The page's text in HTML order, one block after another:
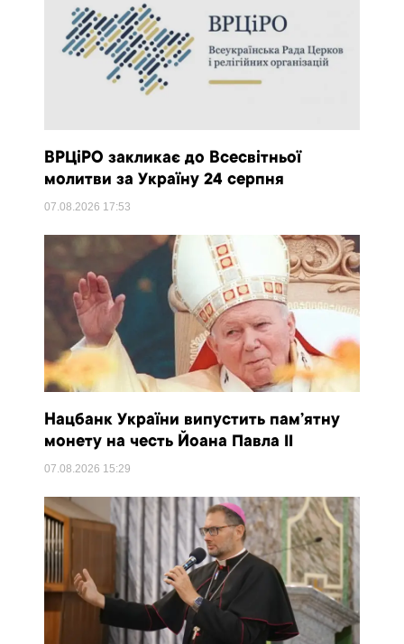
ВРЦіРО закликає до Всесвітньої
молитви за Україну 24 серпня
07.08.2026 17:53
Нацбанк України випустить пам’ятну
монету на честь Йоана Павла II
07.08.2026 15:29